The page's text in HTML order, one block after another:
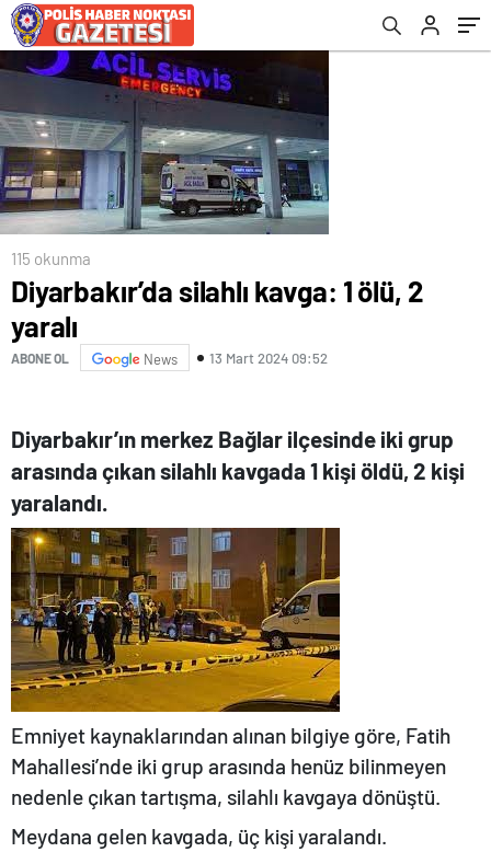
115 okunma
Diyarbakır’da silahlı kavga: 1 ölü, 2
yaralı
ABONE OL News 13 Mart 2024 09:52
Diyarbakır’ın merkez Bağlar ilçesinde iki grup
arasında çıkan silahlı kavgada 1 kişi öldü, 2 kişi
yaralandı.
Emniyet kaynaklarından alınan bilgiye göre, Fatih
Mahallesi’nde iki grup arasında henüz bilinmeyen
nedenle çıkan tartışma, silahlı kavgaya dönüştü.
Meydana gelen kavgada, üç kişi yaralandı.